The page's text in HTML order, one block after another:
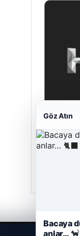
Hastaş
Göz Atın
Bacaya
anlar…